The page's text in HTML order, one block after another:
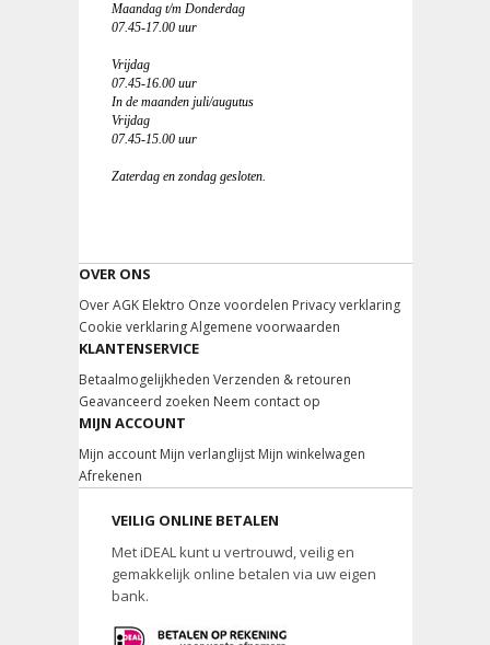
Maandag t/m Donderdag
07.45-17.00 uur
Vrijdag
07.45-16.00 uur
In de maanden juli/augutus
Vrijdag
07.45-15.00 uur
Zaterdag en zondag gesloten.
OVER ONS
Over AGK Elektro Onze voordelen Privacy verklaring
Cookie verklaring Algemene voorwaarden
KLANTENSERVICE
Betaalmogelijkheden Verzenden & retouren
Geavanceerd zoeken Neem contact op
MIJN ACCOUNT
Mijn account Mijn verlanglijst Mijn winkelwagen
Afrekenen
VEILIG ONLINE BETALEN
Met iDEAL kunt u vertrouwd, veilig en
gemakkelijk online betalen via uw eigen
bank.